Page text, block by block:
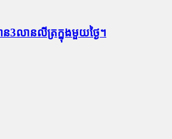
ន3លានលីត្រក្នុងមួយថ្ងៃ។